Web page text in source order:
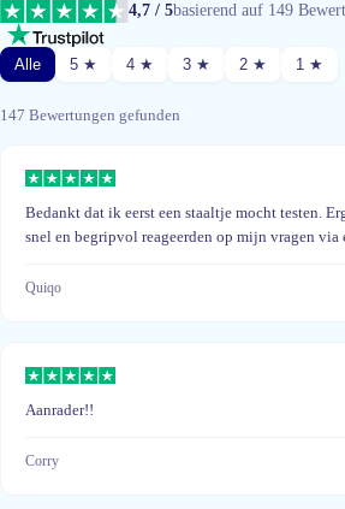
4,7 / 5basierend auf 149
Alle 5 ★ 4 ★ 3 ★ 2 ★ 1 ★
147 Bewertungen gefunden
Bedankt dat ik eerst een staaltje mocht testen.
snel en begripvol reageerden op mijn vragen via
Quiqo
Aanrader!!
Corry